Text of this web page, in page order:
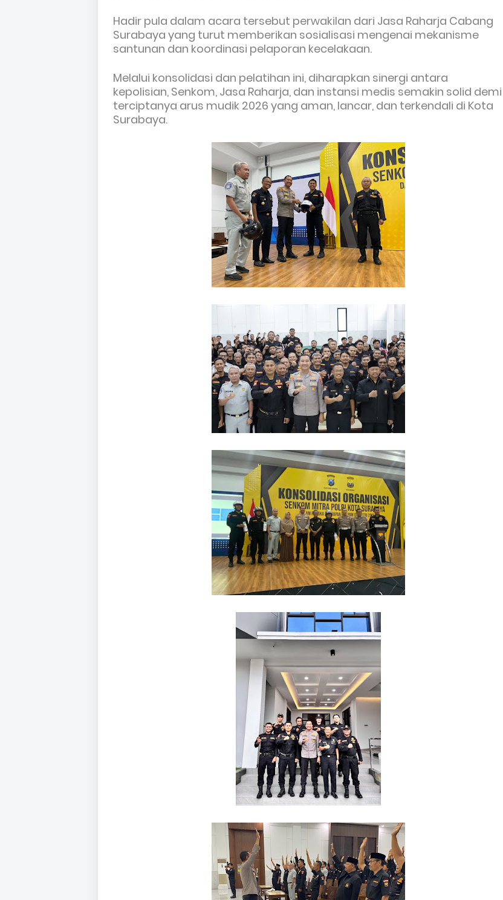
Hadir pula dalam acara tersebut perwakilan dari Jasa Raharja Cabang
Surabaya yang turut memberikan sosialisasi mengenai mekanisme
santunan dan koordinasi pelaporan kecelakaan.
Melalui konsolidasi dan pelatihan ini, diharapkan sinergi antara
kepolisian, Senkom, Jasa Raharja, dan instansi medis semakin solid demi
terciptanya arus mudik 2026 yang aman, lancar, dan terkendali di Kota
Surabaya.